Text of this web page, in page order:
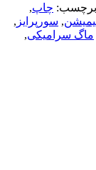
برچسب: چاپ,
, سورپرایز ,
ماگ سرامیکی,